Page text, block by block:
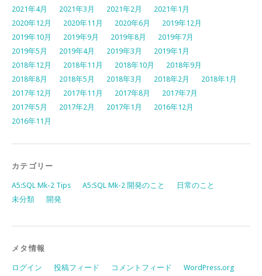
2021年4月
2021年3月 2021年2月
2021年1月
2020年12月
2020年11月 2020年6月
2019年12月
2019年10月
2019年9月 2019年8月
2019年7月
2019年5月
2019年4月 2019年3月
2019年1月
2018年12月
2018年11月 2018年10月
2018年9月
2018年8月
2018年5月 2018年3月 2018年2月
2018年1月
2017年12月
2017年11月 2017年8月
2017年7月
2017年5月
2017年2月 2017年1月
2016年12月
2016年11月
カテゴリー
A5:SQL Mk-2 Tips A5:SQL Mk-2 開発のこと
日常のこと
未分類
開発
メタ情報
ログイン 投稿フィード コメントフィード WordPress.org